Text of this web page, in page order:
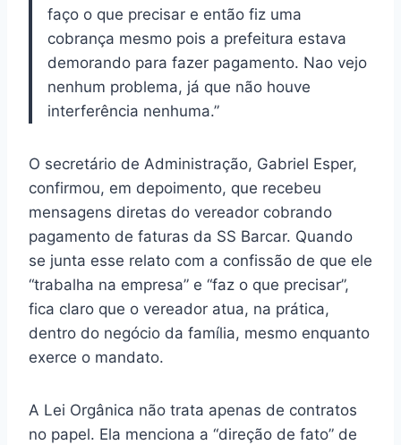
faço o que precisar e então fiz uma
cobrança mesmo pois a prefeitura estava
demorando para fazer pagamento. Nao vejo
nenhum problema, já que não houve
interferência nenhuma.”
O secretário de Administração, Gabriel Esper,
confirmou, em depoimento, que recebeu
mensagens diretas do vereador cobrando
pagamento de faturas da SS Barcar. Quando
se junta esse relato com a confissão de que ele
“trabalha na empresa” e “faz o que precisar”,
fica claro que o vereador atua, na prática,
dentro do negócio da família, mesmo enquanto
exerce o mandato.
A Lei Orgânica não trata apenas de contratos
no papel. Ela menciona a “direção de fato” de